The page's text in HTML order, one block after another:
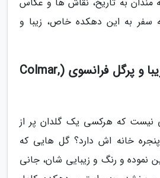
سفر به این دهکده خاص، زیبا و
17. کلمار؛ دهکده زیبا و پرگل فرانسوی (Colmar,
نیست که هرکسی یک گلدان پر از
خانه اش دارد؟ گل هایی که
نموده و رنگ و زیبایی شان، جانی